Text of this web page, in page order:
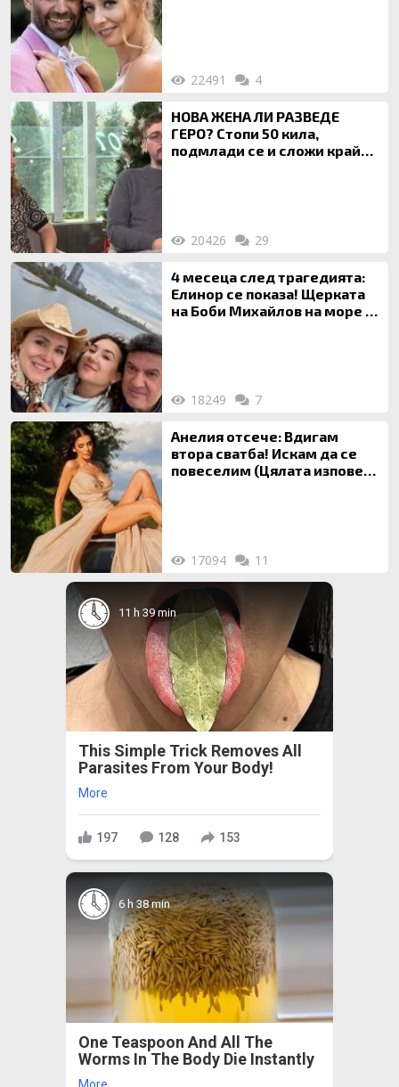
22491 4
НОВА ЖЕНА ЛИ РАЗВЕДЕ
ГЕРО? Стопи 50 кила,
подмлади се и сложи край
20426 29
4 месеца след трагедията:
Елинор се показа! Щерката
на Боби Михайлов на море с
18249 7
Анелия отсече: Вдигам
втора сватба! Искам да се
повеселим (Цялата изповед
17094 11
11 h 39 min
This Simple Trick Removes All
Parasites From Your Body!
More
197 128 153
6 h 38 min
One Teaspoon And All The
Worms In The Body Die Instantly